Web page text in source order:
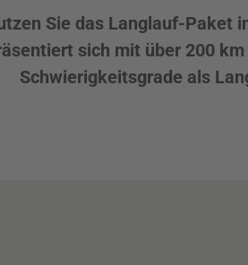
Sie das Langlauf-Paket
sich mit über 200
Schwierigkeitsgrade als